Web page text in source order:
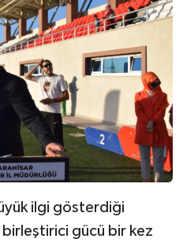
ilgi gösterdiği
gücü bir kez